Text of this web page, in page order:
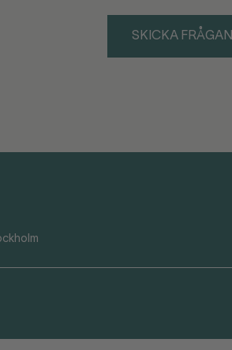
SKICKA FRÅGAN